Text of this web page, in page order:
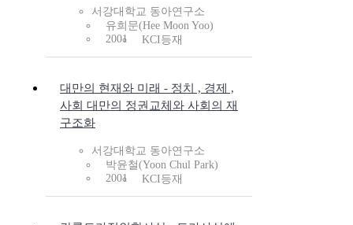
서강대학교 동아연구소
유희문(Hee Moon Yoo)
2001
KCI등재
대만의 현재와 미래 - 정치 , 경제 ,
사회 대만의 정권교체와 사회의 재
구조화
서강대학교 동아연구소
박윤철(Yoon Chul Park)
2001
KCI등재